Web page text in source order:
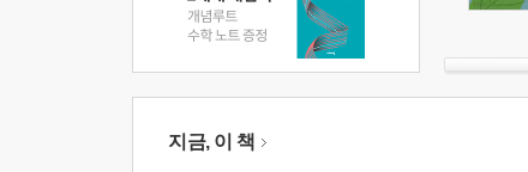
지금, 이 책